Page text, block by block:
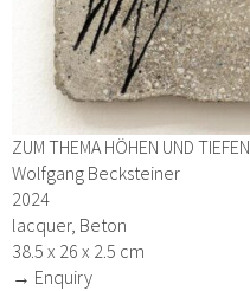
ZUM THEMA HÖHEN UND TIEFEN
Wolfgang Becksteiner
2024
lacquer, Beton
38.5 x 26 x 2.5 cm
→ Enquiry